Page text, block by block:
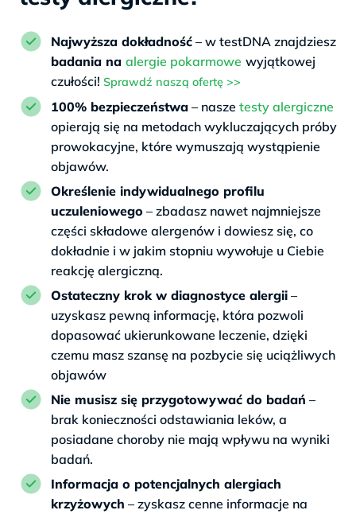
Najwyższa dokładność – w testDNA znajdziesz
badania na alergie pokarmowe wyjątkowej
czułości! Sprawdź naszą ofertę >>
100% bezpieczeństwa – nasze testy alergiczne
opierają się na metodach wykluczających próby
prowokacyjne, które wymuszają wystąpienie
objawów.
Określenie indywidualnego profilu
uczuleniowego – zbadasz nawet najmniejsze
części składowe alergenów i dowiesz się, co
dokładnie i w jakim stopniu wywołuje u Ciebie
reakcję alergiczną.
Ostateczny krok w diagnostyce alergii –
uzyskasz pewną informację, która pozwoli
dopasować ukierunkowane leczenie, dzięki
czemu masz szansę na pozbycie się uciążliwych
objawów
Nie musisz się przygotowywać do badań –
brak konieczności odstawiania leków, a
posiadane choroby nie mają wpływu na wyniki
badań.
Informacja o potencjalnych alergiach
krzyżowych – zyskasz cenne informacje na